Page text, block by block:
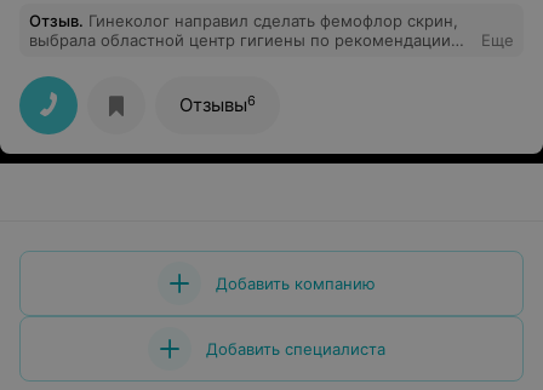
Отзыв. Гинеколог направил сделать фемофлор скрин,
выбрала областной центр гигиены по рекомендации
регистратуре все рассказала, записала. Далее также
никаких проблем не возникло, да и гинеколог потом
подтвердила, что в центре делают хорошо всегда, и
результаты сомнений не вызывают.
Еще
Отзывы6
Добавить компанию
Добавить специалиста